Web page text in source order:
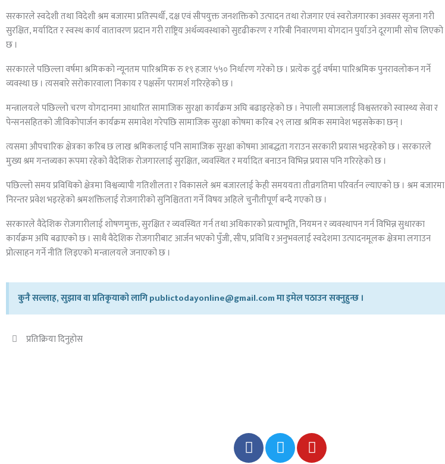
सरकारले स्वदेशी तथा विदेशी श्रम बजारमा प्रतिस्पर्धी, दक्ष एवं सीपयुक्त जनशक्तिको उत्पादन तथा रोजगार एवं स्वरोजगारका अवसर सृजना गरी
सुरक्षित, मर्यादित र स्वस्थ कार्य वातावरण प्रदान गरी राष्ट्रिय अर्थव्यवस्थाको सुदृढीकरण र गरिबी निवारणमा योगदान पुर्याउने दूरगामी सोच लिएको
छ ।
सरकारले पछिल्ला वर्षमा श्रमिकको न्यूनतम पारिश्रमिक रु १९ हजार ५५० निर्धारण गरेको छ । प्रत्येक दुई वर्षमा पारिश्रमिक पुनरावलोकन गर्ने
व्यवस्था छ । त्यसबारे सरोकारवाला निकाय र पक्षसँग परामर्श गरिरहेको छ ।
मन्त्रालयले पछिल्लो चरण योगदानमा आधारित सामाजिक सुरक्षा कार्यक्रम अघि बढाइरहेको छ । नेपाली समाजलाई विश्वस्तरको स्वास्थ्य सेवा र
पेन्सनसहितको जीविकोपार्जन कार्यक्रम समावेश गरेपछि सामाजिक सुरक्षा कोषमा करिब २९ लाख श्रमिक समावेश भइसकेका छन् ।
त्यसमा औपचारिक क्षेत्रका करिब छ लाख श्रमिकलाई पनि सामाजिक सुरक्षा कोषमा आबद्धता गराउन सरकारी प्रयास भइरहेको छ । सरकारले
मुख्य श्रम गन्तव्यका रूपमा रहेको वैदेशिक रोजगारलाई सुरक्षित, व्यवस्थित र मर्यादित बनाउन विभिन्न प्रयास पनि गरिरहेको छ ।
पछिल्लो समय प्रविधिको क्षेत्रमा विश्वव्यापी गतिशीलता र विकासले श्रम बजारलाई केही समययता तीव्रगतिमा परिवर्तन ल्याएको छ । श्रम बजारमा
निरन्तर प्रवेश भइरहेको श्रमशक्तिलाई रोजगारीको सुनिश्चितता गर्ने विषय अहिले चुनौतीपूर्ण बन्दै गएको छ ।
सरकारले वैदेशिक रोजगारीलाई शोषणमुक्त, सुरक्षित र व्यवस्थित गर्न तथा अधिकारको प्रत्याभूति, नियमन र व्यवस्थापन गर्न विभिन्न सुधारका
कार्यक्रम अघि बढाएको छ । साथै वैदेशिक रोजगारीबाट आर्जन भएको पुँजी, सीप, प्रविधि र अनुभवलाई स्वदेशमा उत्पादनमूलक क्षेत्रमा लगाउन
प्रोत्साहन गर्ने नीति लिइएको मन्त्रालयले जनाएको छ ।
कुनै सल्लाह, सुझाव वा प्रतिकृयाको लागि publictodayonline@gmail.com मा इमेल पठाउन सक्नुहुन्छ ।
प्रतिक्रिया दिनुहोस​
F
a
T
w
Y
o